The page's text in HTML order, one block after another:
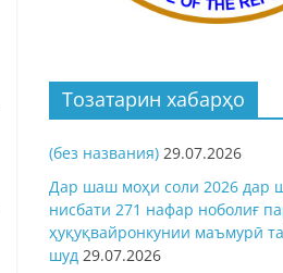
Тозатарин хабарҳо
(без названия) 29.07.2026
Дар шаш моҳи соли 2026 дар
нисбати 271 нафар ноболиғ
ҳуқуқвайронкунии маъмурӣ
шуд 29.07.2026